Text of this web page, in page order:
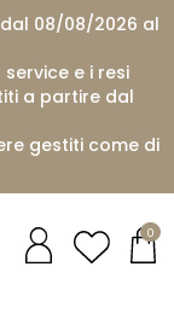
08/08/2026 al
e i resi
a partire dal
gestiti come di
0